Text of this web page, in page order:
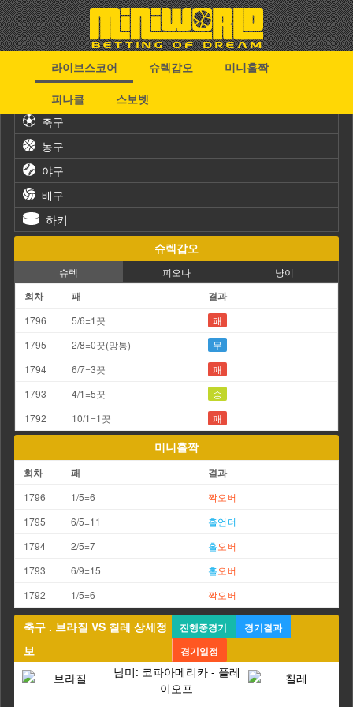
라이브스코어 슈렉갑오
미니홀짝
피나클
스보벳
축구
농구
야구
배구
하키
슈렉갑오
슈렉 피오나 냥이
회차 패 결과
1796 5/6=1끗
패
1795
2/8=0끗(망통)
무
1794
6/7=3끗
패
1793
4/1=5끗
승
1792
10/1=1끗 패
미니홀짝
회차 패 결과
1796 1/5=6 짝오버
1795
6/5=11 홀언더
1794
2/5=7 홀오버
1793
6/9=15 홀오버
1792
1/5=6 짝오버
축구 . 브라질 VS 칠레 상세정
보
진행중경기
경기결과
경기일정
남미: 코파아메리카 - 플레
이오프